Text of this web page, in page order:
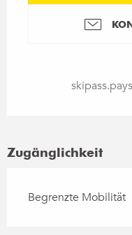
Zugänglichkeit
Begrenzte Mobilität